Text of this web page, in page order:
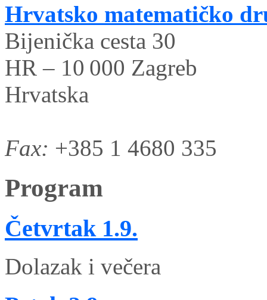
Hrvatsko matematičko
Bijenička cesta 30
HR – 10 000 Zagreb
Hrvatska
Fax: +385 1 4680 335
Program
Četvrtak 1.9.
Dolazak i večera